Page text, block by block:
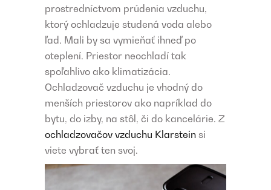
prostredníctvom prúdenia vzduchu,
ktorý ochladzuje studená voda alebo
ľad. Mali by sa vymieňať ihneď po
oteplení. Priestor neochladí tak
spoľahlivo ako klimatizácia.
Ochladzovač vzduchu je vhodný do
menších priestorov ako napríklad do
bytu, do izby, na stôl, či do kancelárie. Z
ochladzovačov vzduchu Klarstein si
viete vybrať ten svoj.